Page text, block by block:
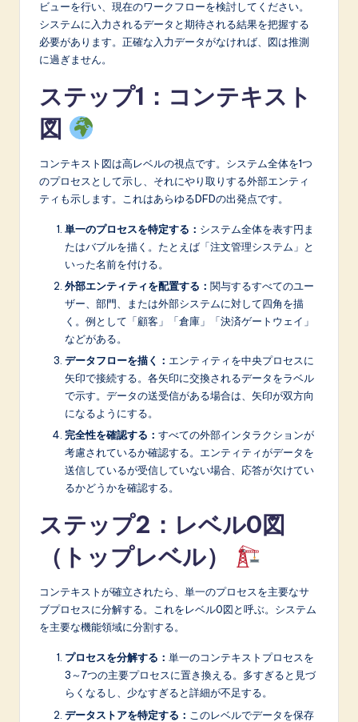
ビューを行い、現在のワークフローを検討してください。
システムに入力されるデータと期待される結果を把握する
必要があります。正確な入力データがなければ、図は推測
に過ぎません。
ステップ1：コンテキスト
図
コンテキスト図は高レベルの視点です。システム全体を1つ
のプロセスとして示し、それにやり取りする外部エンティ
ティも示します。これはあらゆるDFDの出発点です。
単一のプロセスを特定する： システム全体を表す円ま
たはバブルを描く。たとえば「注文管理システム」と
いった名前を付ける。
外部エンティティを配置する： 関与するすべてのユー
ザー、部門、または外部システムに対して四角を描
く。例として「顧客」「倉庫」「決済ゲートウェイ」
などがある。
データフローを描く： エンティティを中央プロセスに
矢印で接続する。各矢印に交換されるデータをラベル
で示す。データの送受信がある場合は、矢印が双方向
になるようにする。
完全性を確認する： すべての外部インタラクションが
考慮されているか確認する。エンティティがデータを
送信しているが受信していない場合、応答が欠けてい
るかどうかを確認する。
ステップ2：レベル0図
（トップレベル）
コンテキストが確立されたら、単一のプロセスを主要なサ
ブプロセスに分解する。これをレベル0図と呼ぶ。システム
を主要な機能領域に分割する。
プロセスを分解する： 単一のコンテキストプロセスを
3～7つの主要プロセスに置き換える。多すぎると見づ
らくなるし、少なすぎると詳細が不足する。
データストアを特定する： このレベルでデータを保存